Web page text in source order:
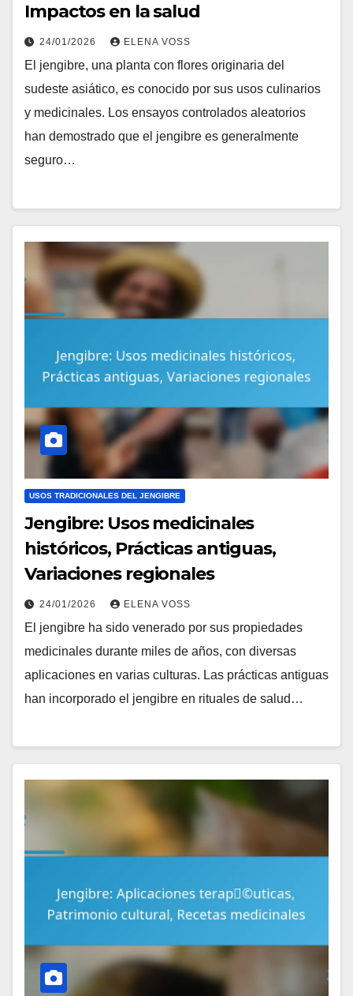
Impactos en la salud
24/01/2026 ELENA VOSS
El jengibre, una planta con flores originaria del
sudeste asiático, es conocido por sus usos culinarios
y medicinales. Los ensayos controlados aleatorios
han demostrado que el jengibre es generalmente
seguro…
USOS TRADICIONALES DEL JENGIBRE
Jengibre: Usos medicinales
históricos, Prácticas antiguas,
Variaciones regionales
24/01/2026 ELENA VOSS
El jengibre ha sido venerado por sus propiedades
medicinales durante miles de años, con diversas
aplicaciones en varias culturas. Las prácticas antiguas
han incorporado el jengibre en rituales de salud…